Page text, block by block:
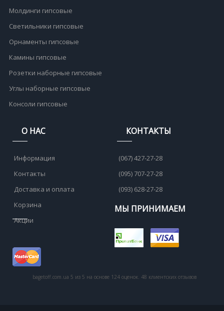
Молдинги гипсовые
Светильники гипсовые
Орнаменты гипсовые
Камины гипсовые
Розетки наборные гипсовые
Углы наборные гипсовые
Консоли гипсовые
О НАС
Информация
Контакты
Доставка и оплата
Корзина
Акции
КОНТАКТЫ
(067) 427-27-28
(095) 707-27-28
(093) 628-27-28
МЫ ПРИНИМАЕМ
bagetoff.com.ua 5 из 5 на основе 124 оценок. 48 клиентских отзывов